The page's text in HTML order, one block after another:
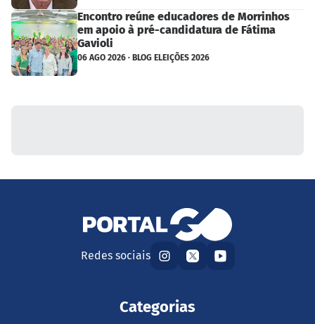
Encontro reúne educadores de Morrinhos
em apoio à pré-candidatura de Fátima
Gavioli
06 AGO 2026 · BLOG ELEIÇÕES 2026
Redes sociais
Categorias